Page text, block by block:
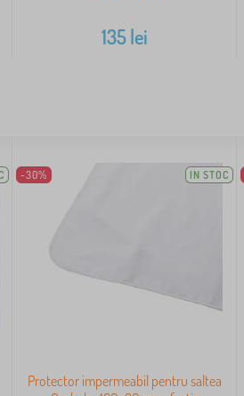
135lei
-30% IN STOC
Protector impermeabil pentru saltea